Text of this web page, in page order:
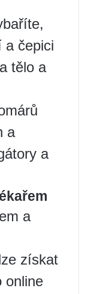
a čepici
tělo a
a
a
a
získat
online